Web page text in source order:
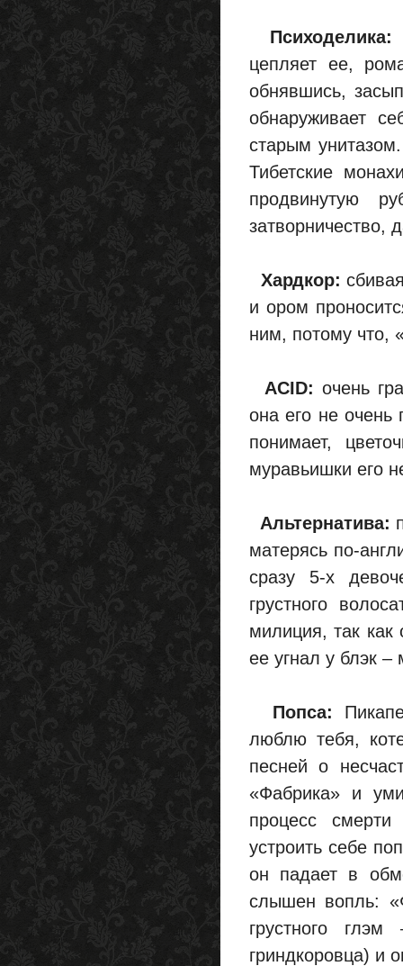
Психоделика:
цепляет ее,
обнявшись,
обнаруживает
старым
Тибетские
продвинутую
затворничество,
Хардкор:
и ором
ним, потому что,
ACID: очень
она его не очень
понимает,
муравьишки его
Альтернатива:
матерясь по-
сразу 5-х
грустного
милиция, так как
ее угнал у блэк –
Попса:
люблю тебя,
песней о
«Фабрика» и
процесс
устроить себе
он падает в
слышен вопль:
грустного
гриндкоровца) и